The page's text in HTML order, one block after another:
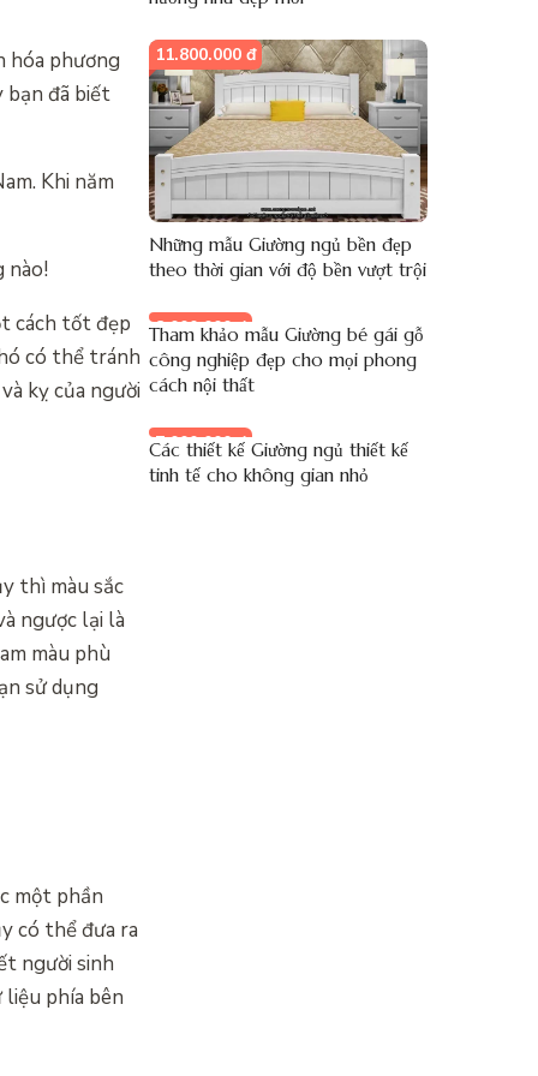
hóa phương
bạn đã biết
Khi năm
nào!
cách tốt đẹp
có thể tránh
kỵ của người
thì màu sắc
ngược lại là
màu phù
sử dụng
một phần
có thể đưa ra
người sinh
phía bên
11.800.000 đ
Những mẫu Giường ngủ bền đẹp
theo thời gian với độ bền vượt trội
8.000.000 đ
Tham khảo mẫu Giường bé gái gỗ
công nghiệp đẹp cho mọi phong
cách nội thất
7.000.000 đ
Các thiết kế Giường ngủ thiết kế
tinh tế cho không gian nhỏ